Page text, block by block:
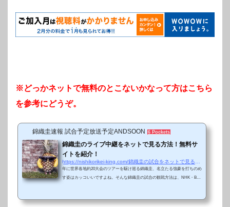
※どっかネットで無料のとこないかなって方はこちら
を参考にどうぞ。
錦織圭速報 試合予定放送予定ANDSOON 6 Pockets
錦織圭のライブ中継をネットで見る方法！無料サ
イトを紹介！
https://nishikorikei-king.com/錦織圭の試合をネットで見る方法！無料どころか
年に世界各地約20大会のツアーを駆け巡る錦織圭、名立たる強豪を打ちのめ
す姿はカッコいいですよね。そんな錦織圭の試合の観戦方法は、NHK・BS
いくつかのライブ無料観戦方法を紹介します。もちろんいろんな広告や警告